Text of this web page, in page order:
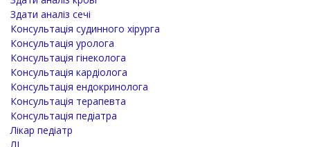
Здати аналіз сечі
Консультація судинного хірурга
Консультація уролога
Консультація гінеколога
Консультація кардіолога
Консультація ендокринолога
Консультація терапевта
Консультація педіатра
Лікар педіатр